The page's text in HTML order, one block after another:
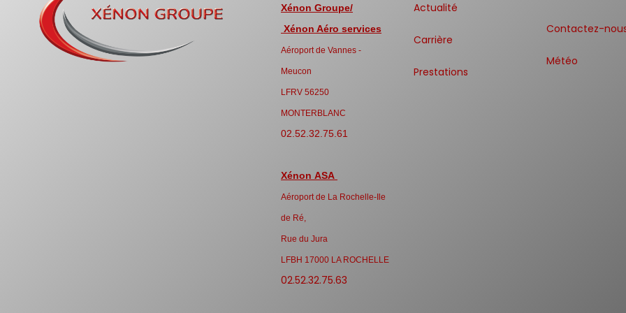
Xénon Groupe/
Xénon Aéro services
Aéroport de Vannes -
Meucon
LFRV 56250
MONTERBLANC
02.52.32.75.61
Xénon ASA
Aéroport de La Rochelle-Ile
de Ré,
Rue du Jura
LFBH 17000 LA ROCHELLE
02.52.32.75.63
Actualité
Carrière
Prestations
Contactez-
Météo